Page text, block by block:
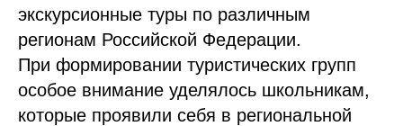
экскурсионные туры по различным
регионам Российской Федерации.
При формировании туристических групп
особое внимание уделялось школьникам,
которые проявили себя в региональной